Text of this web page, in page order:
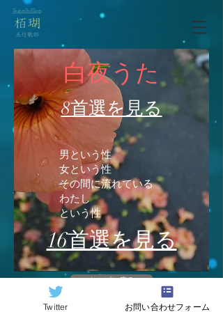
8首選を見る
男という性
女という性
その間に流れている
わたし
という性
16首選を見る
​白夜うた
トップに戻る
Twitter お問い合わせフォーム